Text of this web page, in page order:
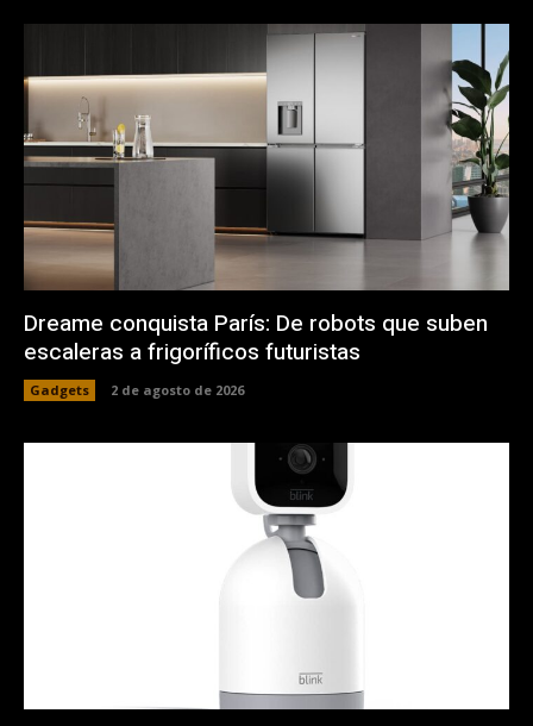
Dreame conquista París: De robots que suben
escaleras a frigoríficos futuristas
Gadgets 2 de agosto de 2026